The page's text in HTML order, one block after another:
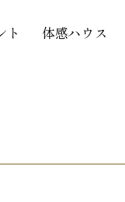
ト 体感ハウス